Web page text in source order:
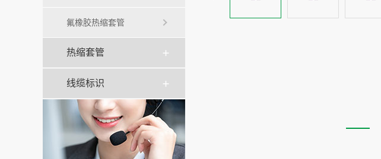
氟橡胶热缩套管
热缩套管
线缆标识